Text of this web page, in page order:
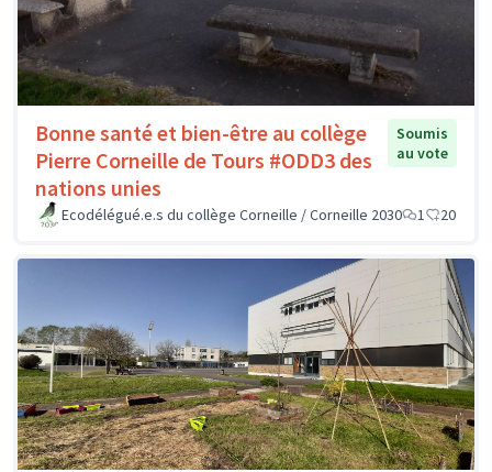
Bonne santé et bien-être au collège
Pierre Corneille de Tours #ODD3 des
nations unies
Soumis
au vote
Ecodélégué.e.s du collège Corneille / Corneille 2030 1 20